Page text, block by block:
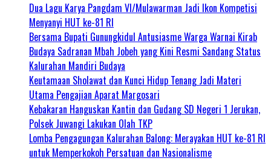
Dua Lagu Karya Pangdam VI/Mulawarman Jadi Ikon Kompetisi
Menyanyi HUT ke-81 RI
Bersama Bupati Gunungkidul Antusiasme Warga Warnai Kirab
Budaya Sadranan Mbah Jobeh yang Kini Resmi Sandang Status
Kalurahan Mandiri Budaya
Keutamaan Sholawat dan Kunci Hidup Tenang Jadi Materi
Utama Pengajian Aparat Margosari
Kebakaran Hanguskan Kantin dan Gudang SD Negeri 1 Jerukan,
Polsek Juwangi Lakukan Olah TKP
Lomba Pengagungan Kalurahan Balong: Merayakan HUT ke-81 RI
untuk Memperkokoh Persatuan dan Nasionalisme